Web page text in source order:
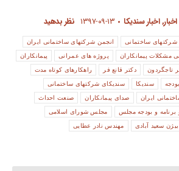
اخبار,اخبار سندیکا ۱۳۹۷-۰۹-۱۳ نظر بدهید
شرکتهای ساختمانی انجمن شرکتهای ساختمانی ایران
مشکلات پیمانکاران پروژه های عمرانی پیمانکاران
تاجگردون دکتر قانع فر راهکارهای کوتاه مدت
سندیکا سندیکای شرکتهای ساختمانی
ایران صدای پیمانکاران صنعت احداث
برنامه و بودجه مجلس مجلس شورای اسلامی
سعید آبادی مهندس نادر عطایی